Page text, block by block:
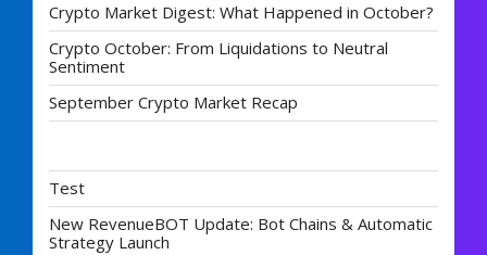
Crypto Market Digest: What Happened in October?
Crypto October: From Liquidations to Neutral
Sentiment
September Crypto Market Recap
Test
New RevenueBOT Update: Bot Chains & Automatic
Strategy Launch